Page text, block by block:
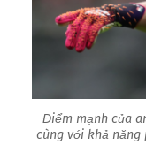
Điểm mạnh của
cùng với khả năng